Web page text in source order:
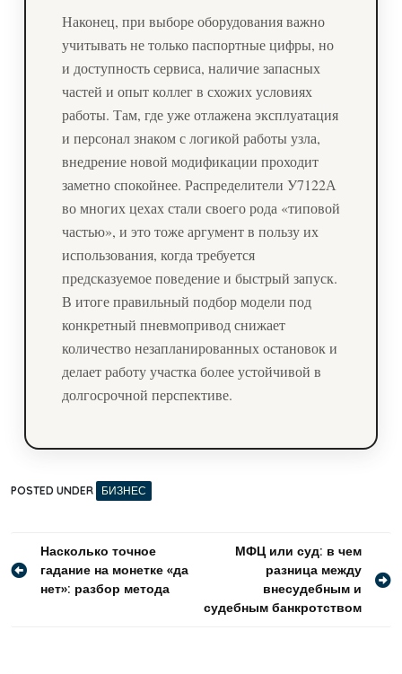
Наконец, при выборе оборудования важно
учитывать не только паспортные цифры, но
и доступность сервиса, наличие запасных
частей и опыт коллег в схожих условиях
работы. Там, где уже отлажена эксплуатация
и персонал знаком с логикой работы узла,
внедрение новой модификации проходит
заметно спокойнее. Распределители У7122А
во многих цехах стали своего рода «типовой
частью», и это тоже аргумент в пользу их
использования, когда требуется
предсказуемое поведение и быстрый запуск.
В итоге правильный подбор модели под
конкретный пневмопривод снижает
количество незапланированных остановок и
делает работу участка более устойчивой в
долгосрочной перспективе.
POSTED UNDER БИЗНЕС
Навигация
по
Насколько точное
гадание на монетке «да
нет»: разбор метода
МФЦ или суд: в чем
разница между
внесудебным и
судебным банкротством